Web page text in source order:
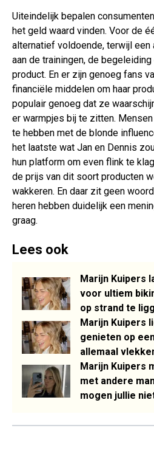
Uiteindelijk bepalen
het geld waard vinden. Voor de
alternatief voldoende, terwijl een
aan de trainingen, de
product. En er zijn genoeg fans
financiële middelen om haar
populair genoeg dat ze
er warmpjes bij te zitten.
te hebben met de blonde
het laatste wat Jan en Dennis
hun platform om even flink te
de prijs van dit soort producten
wakkeren. En daar zit geen
heren hebben duidelijk een
graag.
Lees ook
Marijn Kuipers
voor ultiem
op strand te
Marijn Kuipers
genieten op
allemaal
Marijn Kuipers
met andere
mogen jullie